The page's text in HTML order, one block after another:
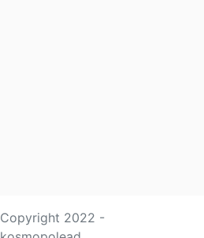
Copyright 2022 -